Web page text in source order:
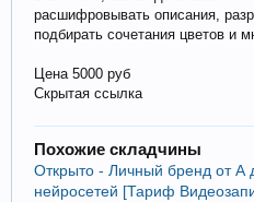
расшифровывать описания,
подбирать сочетания цветов и
Цена 5000 руб
Скрытая ссылка
Похожие складчины
Открыто - Личный бренд от А
нейросетей [Тариф